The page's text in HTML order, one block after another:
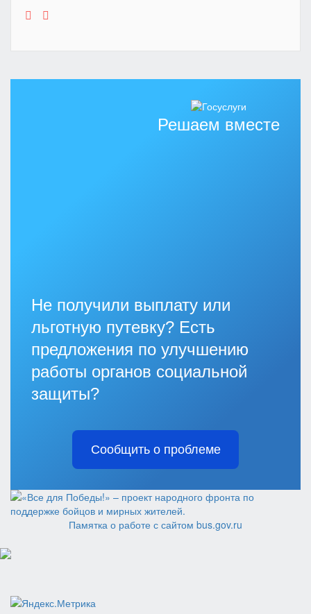
Решаем вместе
Не получили выплату или
льготную путевку? Есть
предложения по улучшению
работы органов социальной
защиты?
Сообщить о проблеме
Памятка о работе с сайтом bus.gov.ru